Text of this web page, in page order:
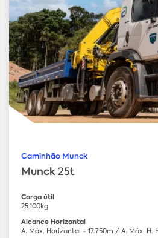
Caminhão Munck
Munck25t
Carga útil
25.100kg
Alcance Horizontal
A. Máx. Horizontal - 17.750m / A. Máx. H.